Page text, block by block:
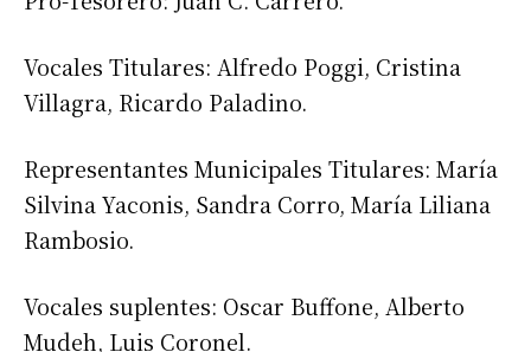
Vocales Titulares: Alfredo Poggi, Cristina
Villagra, Ricardo Paladino.
Representantes Municipales Titulares: María
Silvina Yaconis, Sandra Corro, María Liliana
Rambosio.
Vocales suplentes: Oscar Buffone, Alberto
Mudeh, Luis Coronel.